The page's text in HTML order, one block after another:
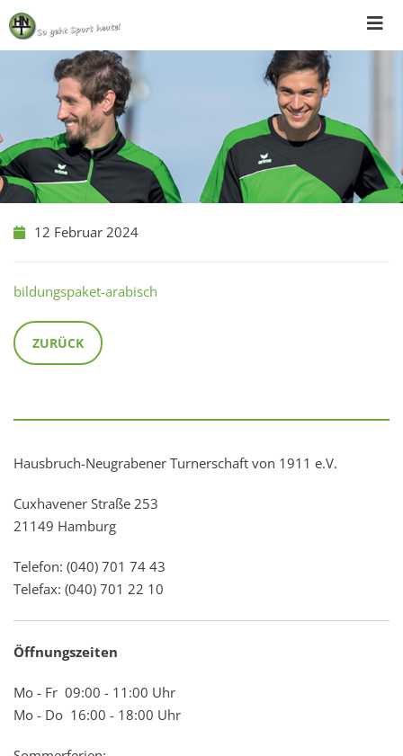
Skip
to
content
12 Februar 2024
bildungspaket-arabisch
ZURÜCK
Hausbruch-Neugrabener Turnerschaft von 1911 e.V.
Cuxhavener Straße 253
21149 Hamburg
Telefon: (040) 701 74 43
Telefax: (040) 701 22 10
Öffnungszeiten
Mo - Fr 09:00 - 11:00 Uhr
Mo - Do 16:00 - 18:00 Uhr